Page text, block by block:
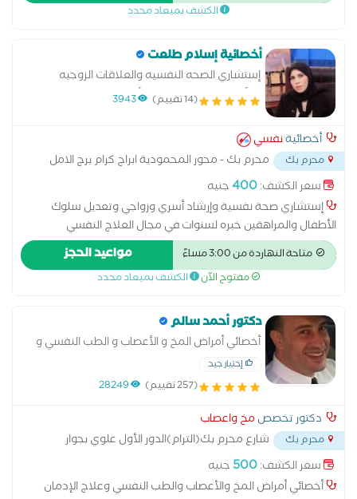
الكشف بميعاد محدد
أخصائية إسلام طلعت
إستشاري الصحه النفسيه والعلاقات الزوجيه
والأسريه وتعديل سلوك الأطفال والمراهقين .
(14 تقييم) 3943
أخصائيةنفسي
محرم بك
محرم بك - محور المحمودية ابراج كرام برج الامل
سعر الكشف:400جنيه
إستشاري صحة نفسية وإرشاد أسري وزواجي وتعديل سلوك
الأطفال والمراهقين خبره لسنوات في مجال العلاج النفسي
الإكلينيكي وعلاج الإكتئاب والقلق والفوبيا والرهاب الإجتماعي
والوسواس القهري واضطرابات النوم ومدرب دولي معتمد من
الأكاديميه العسكريه للدراسات العليا والإستراتيجيه . حاصله علي
متاحة النهاردة من 3:00 مساءً مواعيد الحجز
مفتوح الآن الكشف بميعاد محدد
دكتور أحمد سالم
أخصائي أمراض المخ و الأعصاب و الطب النفسي و
علاج الإدمان
إختيار جيد
(257 تقييم) 28249
دكتور تخصص مخ واعصاب
محرم بك
شارع محرم بك(الترام)الدور الأول علوي بجوار
المنوفي...
سعر الكشف:500 جنيه
أخصائي أمراض المخ والأعصاب والطب النفسي وعلاج الإدمان